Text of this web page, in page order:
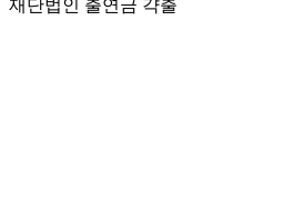
재단법인 출연금 갹출